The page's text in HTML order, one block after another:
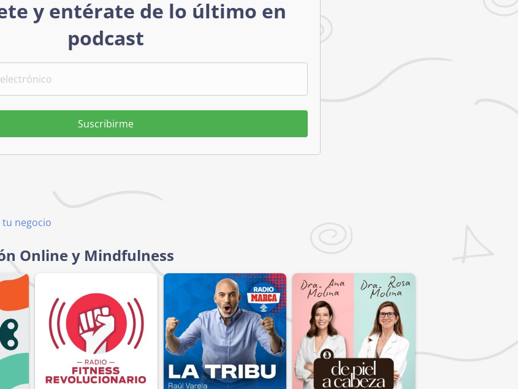
y entérate de lo último en
podcast
Suscribirme
negocio
Online y Mindfulness